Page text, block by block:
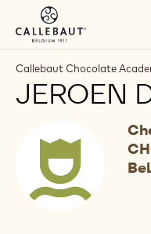
Skip to main
Callebaut Chocolate
JEROEN